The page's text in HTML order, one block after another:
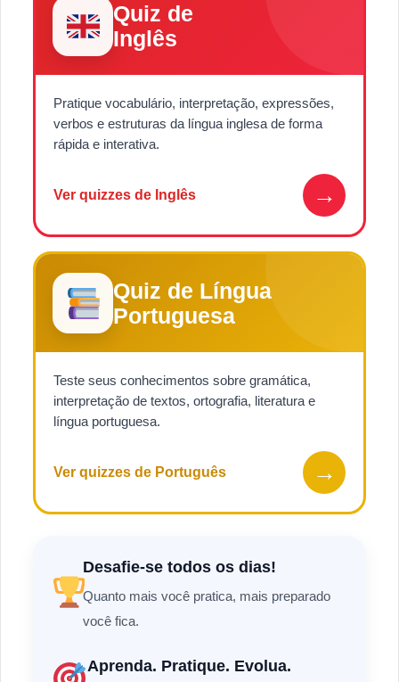
Quiz de
Inglês
Pratique vocabulário, interpretação, expressões,
verbos e estruturas da língua inglesa de forma
rápida e interativa.
Ver quizzes de Inglês →
Quiz de Língua
Portuguesa
Teste seus conhecimentos sobre gramática,
interpretação de textos, ortografia, literatura e
língua portuguesa.
Ver quizzes de Português →
Desafie-se todos os dias!
Quanto mais você pratica, mais preparado
você fica.
Aprenda. Pratique. Evolua.